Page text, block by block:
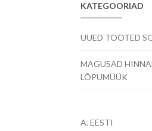
KATEGOORIAD
UUED TOOTED
MAGUSAD
LÕPUMÜÜK
A. EESTI